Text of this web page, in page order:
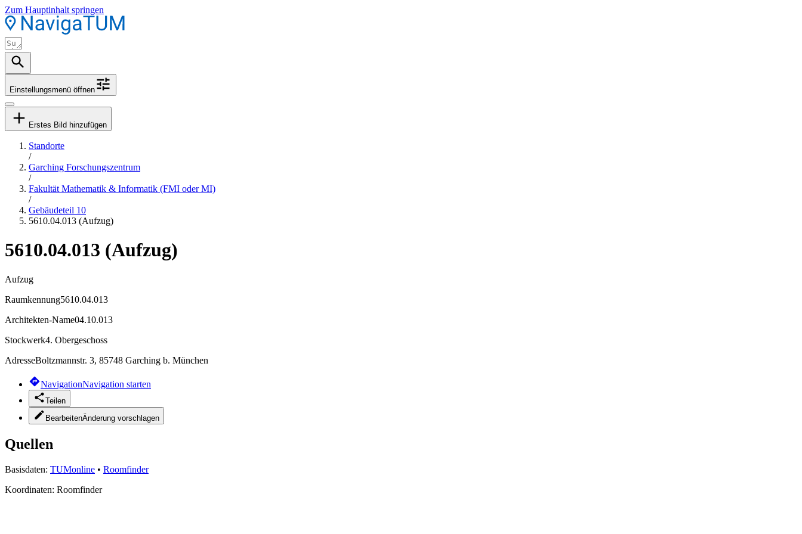
Zum Hauptinhalt springen
Einstellungsmenü öffnen
Erstes Bild hinzufügen
Standorte
/
Garching Forschungszentrum
/
Fakultät Mathematik & Informatik (FMI oder MI)
/
Gebäudeteil 10
5610.04.013 (Aufzug)
5610.04.013 (Aufzug)
Aufzug
Raumkennung5610.04.013
Architekten-Name04.10.013
Stockwerk4. Obergeschoss
AdresseBoltzmannstr. 3, 85748 Garching b. München
NavigationNavigation starten
Teilen
BearbeitenÄnderung vorschlagen
Quellen
Basisdaten: TUMonline • Roomfinder
Koordinaten: Roomfinder